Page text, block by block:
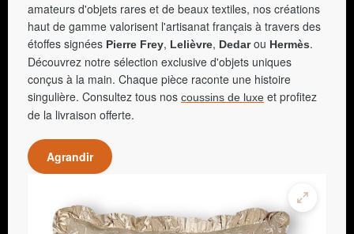
amateurs d'objets rares et de beaux textiles, nos créations
haut de gamme valorisent l'artisanat français à travers des
étoffes signées Pierre Frey, Lelièvre, Dedarou Hermès.
Découvrez notre sélection exclusive d'objets uniques
conçus à la main. Chaque pièce raconte une histoire
singulière. Consultez tous nos coussins de luxe et profitez
de la livraison offerte.
Agrandir